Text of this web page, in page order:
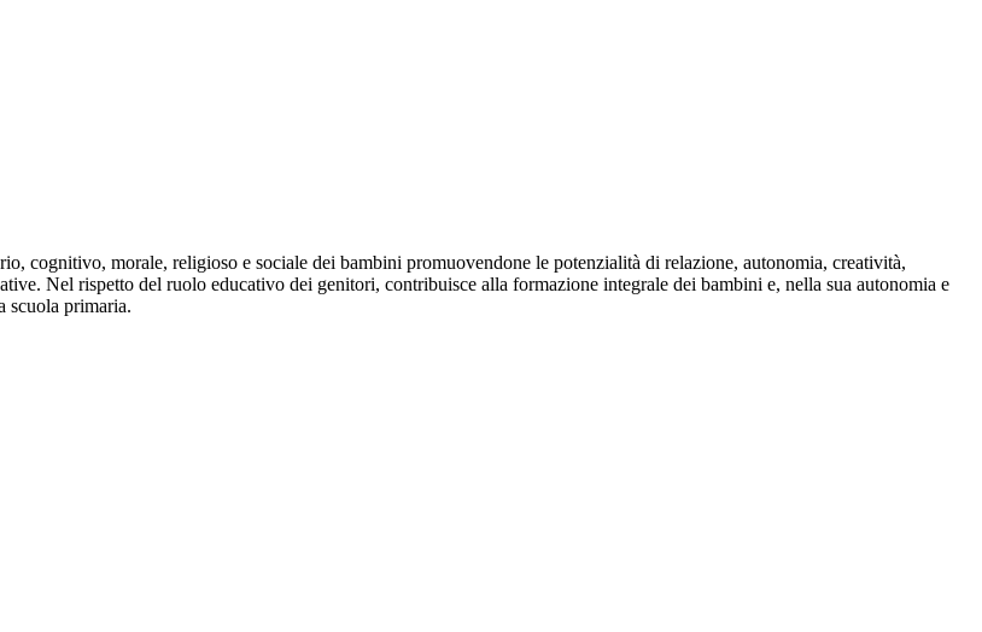
cognitivo, morale, religioso e sociale dei bambini promuovendone le potenzialità di relazione, autonomia, creatività,
Nel rispetto del ruolo educativo dei genitori, contribuisce alla formazione integrale dei bambini e, nella sua autonomia e
scuola primaria.